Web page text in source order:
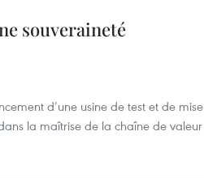
souveraineté
d’une usine de test et de mise
la maîtrise de la chaîne de valeur